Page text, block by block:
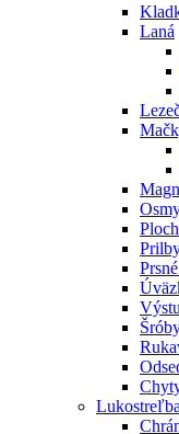
Laná
Lukostreľba